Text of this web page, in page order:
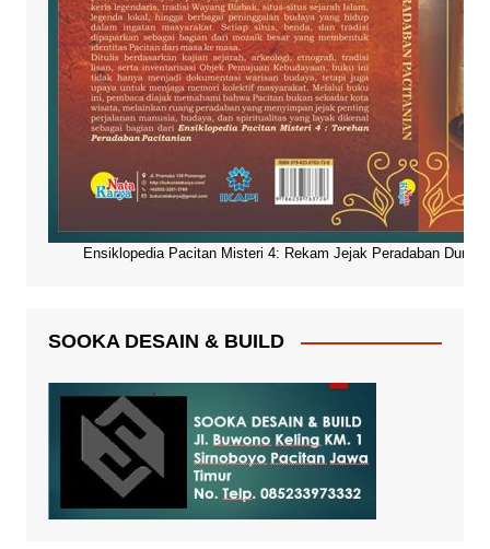
Ensiklopedia Pacitan Misteri 4: Rekam Jejak Peradaban Dunia
SOOKA DESAIN & BUILD